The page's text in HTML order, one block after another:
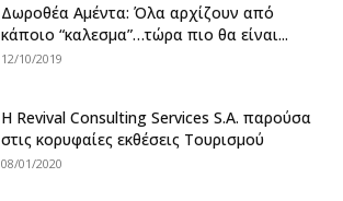
Δωροθέα Αμέντα: Όλα αρχίζουν από
κάποιο “καλεσμα”…τώρα πιο θα είναι...
12/10/2019
Η Revival Consulting Services S.A. παρούσα
στις κορυφαίες εκθέσεις Τουρισμού
08/01/2020